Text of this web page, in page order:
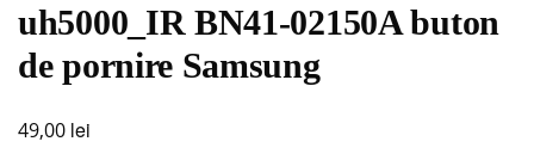
uh5000_IR BN41-02150A buton
de pornire Samsung
49,00 lei